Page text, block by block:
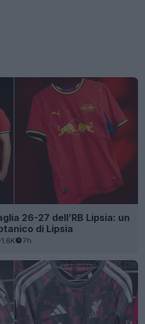
26-27 dell’RB Lipsia: un
di Lipsia
1.6K 7h